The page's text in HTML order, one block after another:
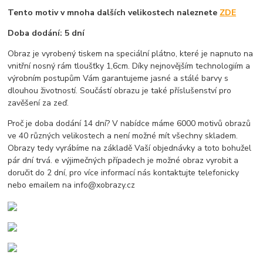
Tento motiv v mnoha dalších velikostech naleznete ZDE
Doba dodání: 5 dní
Obraz je vyrobený tiskem na speciální plátno, které je napnuto na
vnitřní nosný rám tloušťky 1,6cm. Díky nejnovějším technologiím a
výrobním postupům Vám garantujeme jasné a stálé barvy s
dlouhou životností. Součástí obrazu je také příslušenství pro
zavěšení za zeď.
Proč je doba dodání 14 dní? V nabídce máme 6000 motivů obrazů
ve 40 různých velikostech a není možné mít všechny skladem.
Obrazy tedy vyrábíme na základě Vaší objednávky a toto bohužel
pár dní trvá. e výjimečných případech je možné obraz vyrobit a
doručit do 2 dní, pro více informací nás kontaktujte telefonicky
nebo emailem na info@xobrazy.cz